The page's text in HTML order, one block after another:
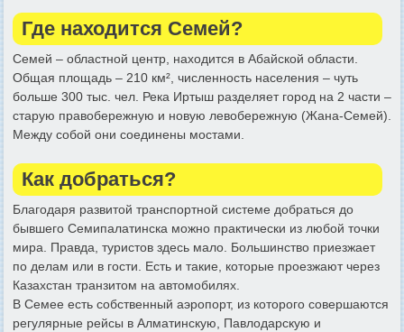
Где находится Семей?
Семей – областной центр, находится в Абайской области.
Общая площадь – 210 км², численность населения – чуть
больше 300 тыс. чел. Река Иртыш разделяет город на 2 части –
старую правобережную и новую левобережную (Жана-Семей).
Между собой они соединены мостами.
Как добраться?
Благодаря развитой транспортной системе добраться до
бывшего Семипалатинска можно практически из любой точки
мира. Правда, туристов здесь мало. Большинство приезжает
по делам или в гости. Есть и такие, которые проезжают через
Казахстан транзитом на автомобилях.
В Семее есть собственный аэропорт, из которого совершаются
регулярные рейсы в Алматинскую, Павлодарскую и